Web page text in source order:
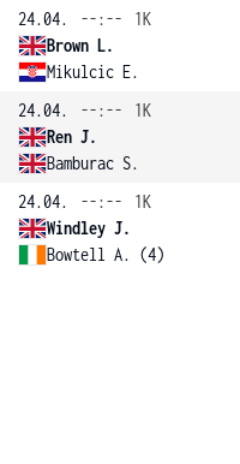
24.04.
--:--
1K
Brown L.
Mikulcic E.
24.04.
--:--
1K
Ren J.
Bamburac S.
24.04.
--:--
1K
Windley J.
Bowtell A. (4)